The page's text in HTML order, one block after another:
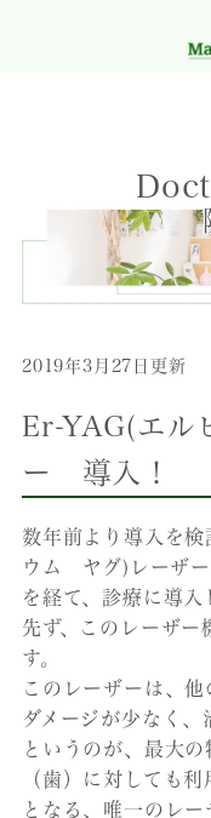
2019年3月27日更新
Er-YAG(エ
ー 導入！
数年前より導入を
ウム ヤグ)レーザー
を経て、診療に導入
先ず、このレーザー
す。
このレーザーは、
ダメージが少なく、
というのが、最大
（歯）に対しても
となる、唯一のレー